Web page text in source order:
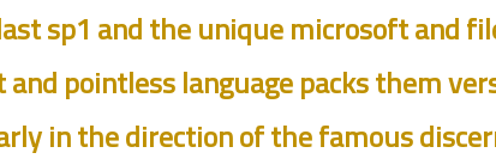
sp1 and the unique microsoft and
pointless language packs them
in the direction of the famous